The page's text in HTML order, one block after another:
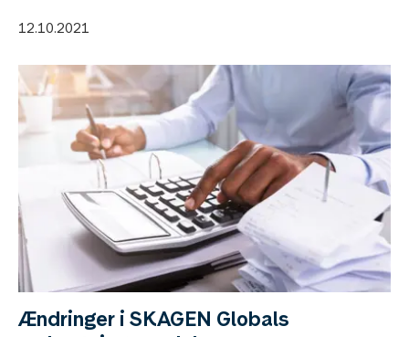
12.10.2021
Ændringer i SKAGEN Globals